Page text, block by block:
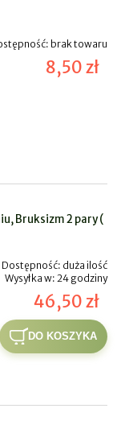
brak towaru
8,50 zł
Bruksizm 2 pary (
Dostępność: duża ilość
Wysyłka w: 24 godziny
46,50 zł
DO KOSZYKA